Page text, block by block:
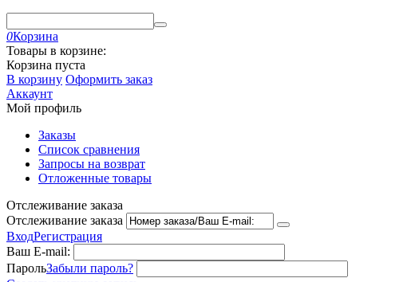
0Корзина
Товары в корзине:
Корзина пуста
В корзину Оформить заказ
Аккаунт
Мой профиль
Заказы
Список сравнения
Запросы на возврат
Отложенные товары
Отслеживание заказа
Отслеживание заказа
ВходРегистрация
Ваш E-mail:
ПарольЗабыли пароль?